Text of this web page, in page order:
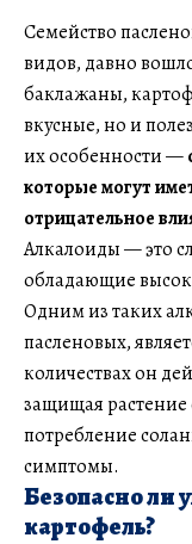
Семейство
видов, давно
баклажаны,
вкусные, но и
их особенности —
которые могут
отрицательное
Алкалоиды — это
обладающие
Одним из таких
пасленовых,
количествах он
защищая растение
потребление
симптомы.
Безопасно ли
картофель?